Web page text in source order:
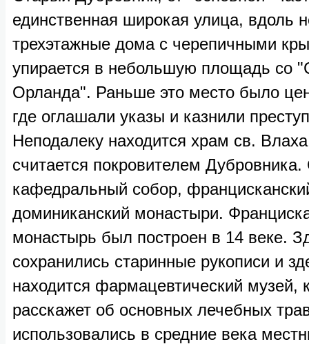
единственная широкая улица, вдоль
трехэтажные дома с черепичными
упирается в небольшую площадь со
Орланда". Раньше это место было
где оглашали указы и казнили
Неподалеку находится храм св.
считается покровителем Дубровника.
кафедральный собор,
доминиканский монастыри.
монастырь был построен в 14 веке.
сохранились старинные рукописи и
находится фармацевтический музей,
расскажет об основных лечебных
использовались в средние века